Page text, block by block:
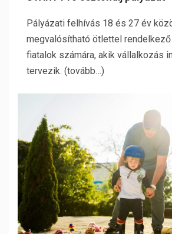
Pályázati felhívás 18 és 27 év
megvalósítható ötlettel
fiatalok számára, akik vállalkozás
tervezik. (tovább…)